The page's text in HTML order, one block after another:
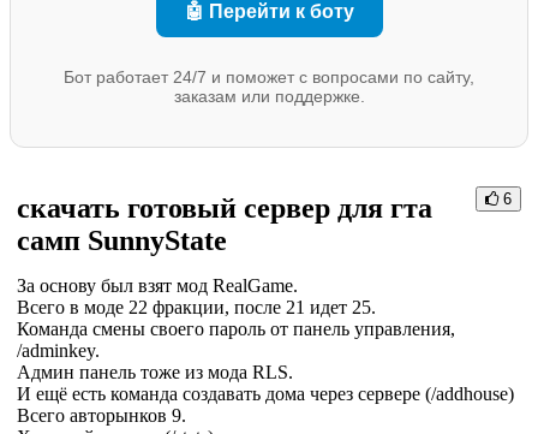
🤖 Перейти к боту
Бот работает 24/7 и поможет с вопросами по сайту,
заказам или поддержке.
6
скачать готовый сервер для гта
самп SunnyState
За основу был взят мод RealGame.
Всего в моде 22 фракции, после 21 идет 25.
Команда смены своего пароль от панель управления,
/adminkey.
Админ панель тоже из мода RLS.
И ещё есть команда создавать дома через сервере (/addhouse)
Всего авторынков 9.